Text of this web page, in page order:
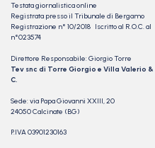
Testata giornalistica online
Registrata presso il Tribunale di Bergamo
Registrazione n° 10/2018 Iscritto al R.O.C. al
n°023574
Direttore Responsabile: Giorgio Torre
Tev snc di Torre Giorgio e Villa Valerio &
C.
Sede: via Papa Giovanni XXIII, 20
24050 Calcinate (BG)
P.IVA 03901230163